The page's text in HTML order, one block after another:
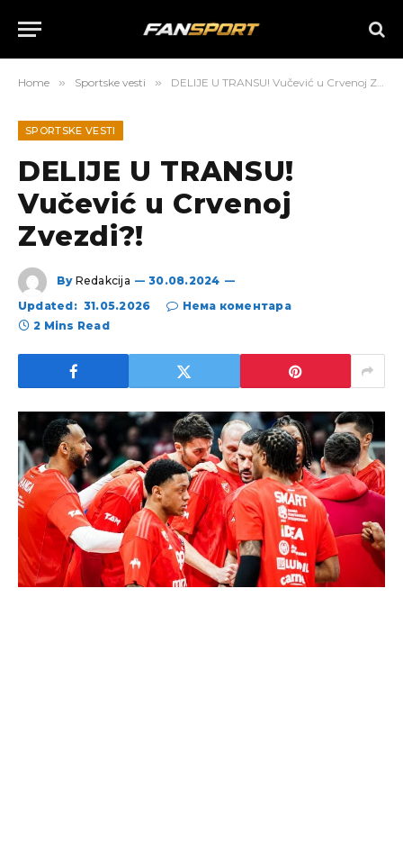
Home » Sportske vesti » DELIJE U TRANSU! Vučević u Crvenoj Zvezdi?!
SPORTSKE VESTI
DELIJE U TRANSU!
Vučević u Crvenoj
Zvezdi?!
By Redakcija
30.08.2024
Updated: 31.05.2026
Нема коментара
2 Mins Read